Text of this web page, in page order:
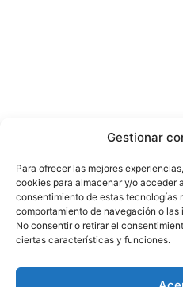
Gestionar
Para ofrecer las mejores
cookies para almacenar y/o acceder
consentimiento de estas tecnologías
comportamiento de navegación o
No consentir o retirar el
ciertas características y funciones.